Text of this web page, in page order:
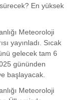
En yüksek
Meteoroloji
yayınladı. Sıcak
gelecek tam 6
gününden
başlayacak.
Meteoroloji